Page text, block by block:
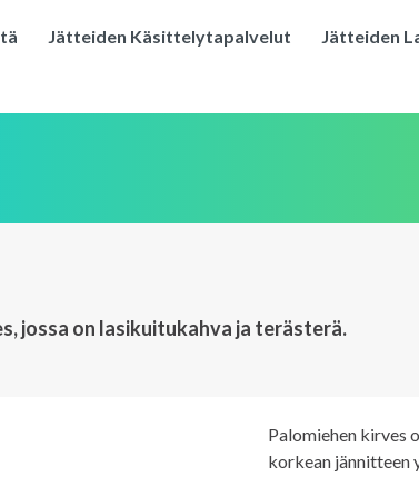
Jätteiden Käsittelytapalvelut Jätteiden
jossa on lasikuitukahva ja terästerä.
Palomiehen kirves
korkean jännitteen